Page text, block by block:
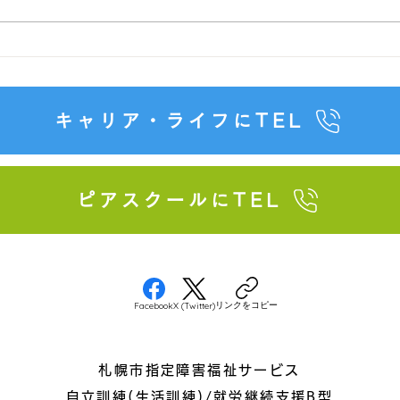
者並びに職員の罹患防止に努める
で、以下の通り一部営業の自粛等
を行います。...
れて
キャリア・ライフにTEL
ピアスクールにTEL
FacebookX (Twitter)リンクをコピー
札幌市指定障害福祉サービス
自立訓練(生活訓練)/就労継続支援B型